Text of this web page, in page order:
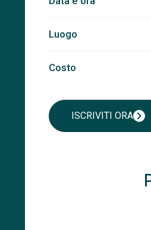
Luogo
Costo
ISCRIVITI ORAchevron_right